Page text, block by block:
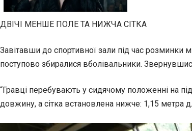
ДВІЧІ МЕНШЕ ПОЛЕ ТА НИЖЧА СІТКА
Завітавши до спортивної зали під час розминки
поступово збиралися вболівальники.
“Гравці перебувають у сидячому положенні на
довжину, а сітка встановлена нижче: 1,15 метра